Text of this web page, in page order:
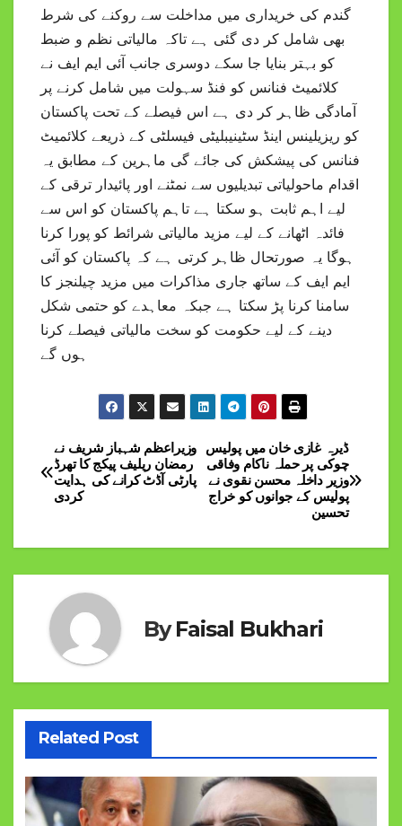
گندم کی خریداری میں مداخلت سے روکنے کی شرط
بھی شامل کر دی گئی ہے تاکہ مالیاتی نظم و ضبط
کو بہتر بنایا جا سکے دوسری جانب آئی ایم ایف نے
کلائمیٹ فنانس کو فنڈ سہولت میں شامل کرنے پر
آمادگی ظاہر کر دی ہے اس فیصلے کے تحت پاکستان
کو ریزیلینس اینڈ سٹینیبلیٹی فیسلٹی کے ذریعے کلائمیٹ
فنانس کی پیشکش کی جائے گی ماہرین کے مطابق یہ
اقدام ماحولیاتی تبدیلیوں سے نمٹنے اور پائیدار ترقی کے
لیے اہم ثابت ہو سکتا ہے تاہم پاکستان کو اس سے
فائدہ اٹھانے کے لیے مزید مالیاتی شرائط کو پورا کرنا
ہوگا یہ صورتحال ظاہر کرتی ہے کہ پاکستان کو آئی
ایم ایف کے ساتھ جاری مذاکرات میں مزید چیلنجز کا
سامنا کرنا پڑ سکتا ہے جبکہ معاہدے کو حتمی شکل
دینے کے لیے حکومت کو سخت مالیاتی فیصلے کرنا
ہوں گے
Post
navigation
ڈیرہ غازی خان میں پولیس
چوکی پر حملہ ناکام وفاقی
وزیر داخلہ محسن نقوی نے
پولیس کے جوانوں کو خراج
تحسین
وزیراعظم شہباز شریف نے
رمضان ریلیف پیکج کا تھرڈ
پارٹی آڈٹ کرانے کی ہدایت
کردی
ByFaisal Bukhari
Related Post